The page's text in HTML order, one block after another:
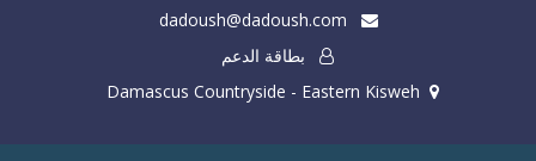
بطاقة الدعم
Damascus Countryside - Eastern Kisweh